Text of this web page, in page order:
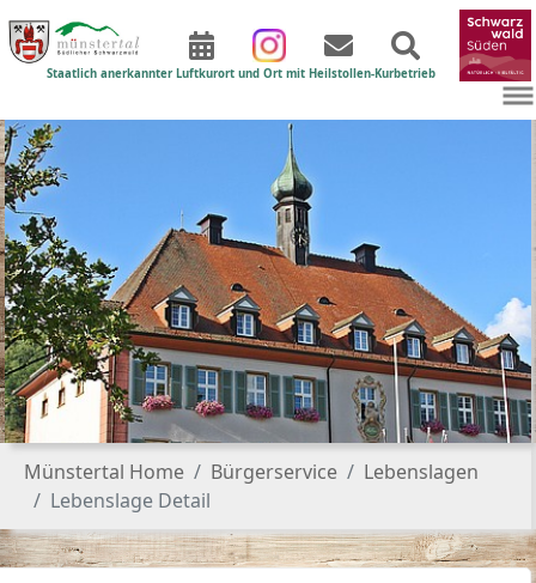
Staatlich anerkannter Luftkurort und Ort mit Heilstollen-Kurbetrieb
Sie sind hier:
Münstertal Home Bürgerservice
Lebenslagen
Lebenslage Detail